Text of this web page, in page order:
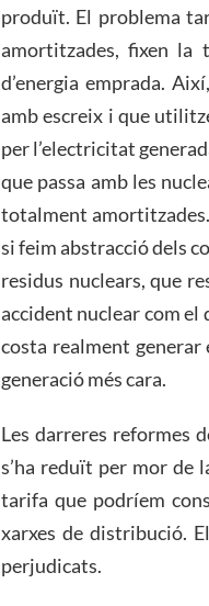
produït. El problema
amortitzades, fixen la
d’energia emprada.
amb escreix i que
per l’electricitat
que passa amb les
totalment amortitzades.
si feim abstracció dels
residus nuclears, que
accident nuclear com el
costa realment
generació més cara.
Les darreres reformes
s’ha reduït per mor de
tarifa que podríem
xarxes de distribució.
perjudicats.